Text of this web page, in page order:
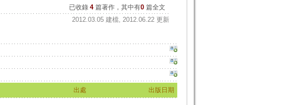
已收錄 4 篇著作，其中有0篇全文
2012.03.05 建檔, 2012.06.22 更新
出處 出版日期